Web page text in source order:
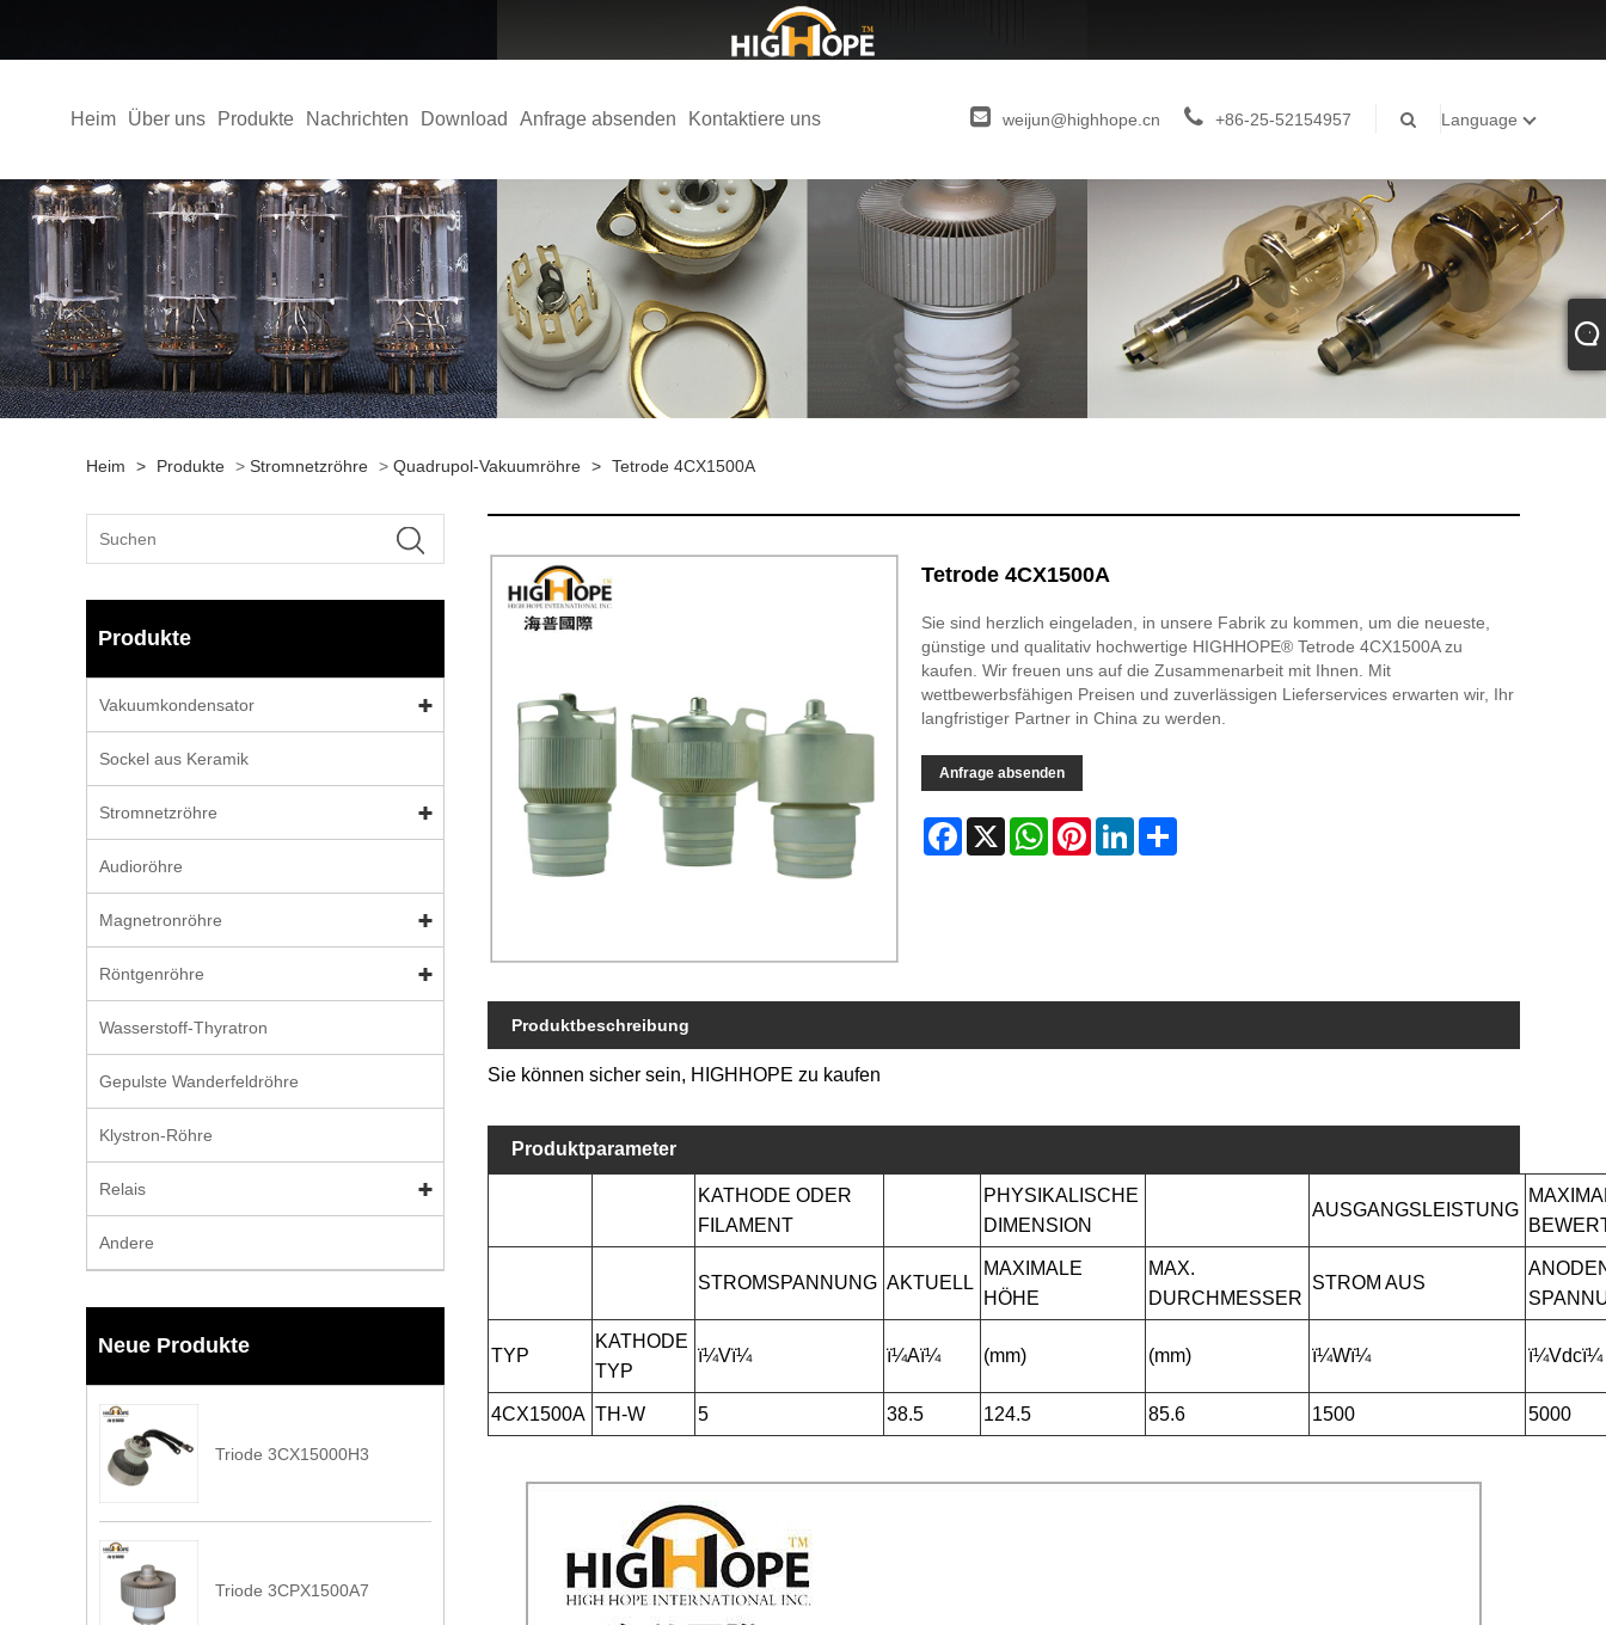
Heim Über uns Produkte Nachrichten Download Anfrage absenden Kontaktiere uns weijun@highhope.cn +86-25-52154957 Language
Heim > Produkte > Stromnetzröhre > Quadrupol-Vakuumröhre > Tetrode 4CX1500A
Produkte
Vakuumkondensator
Sockel aus Keramik
Stromnetzröhre
Audioröhre
Magnetronröhre
Röntgenröhre
Wasserstoff-Thyratron
Gepulste Wanderfeldröhre
Klystron-Röhre
Relais
Andere
Neue Produkte
Triode 3CX15000H3
Triode 3CPX1500A7
Tetrode 4CX1500A
Sie sind herzlich eingeladen, in unsere Fabrik zu kommen, um die neueste,
günstige und qualitativ hochwertige HIGHHOPE® Tetrode 4CX1500A zu
kaufen. Wir freuen uns auf die Zusammenarbeit mit Ihnen. Mit
wettbewerbsfähigen Preisen und zuverlässigen Lieferservices erwarten wir, Ihr
langfristiger Partner in China zu werden.
Anfrage absenden
Facebook
X WhatsAppPinterestLinkedInShare
Produktbeschreibung
Sie können sicher sein, HIGHHOPE zu kaufen
Produktparameter
KATHODE ODER
FILAMENT
PHYSIKALISCHE
DIMENSION
AUSGANGSLEISTUNG
STROMSPANNUNG AKTUELL
MAXIMALE
HÖHE
MAX.
DURCHMESSER
STROM AUS
TYP
KATHODE
TYP
ï¼Vï¼ ï¼Aï¼ (mm) (mm) ï¼Wï¼ ï¼Vdcï¼
4CX1500A TH-W 5 38.5 124.5 85.6 1500 5000